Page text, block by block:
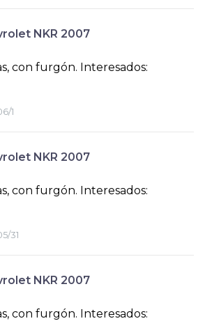
NKR 2007
con furgón. Interesados:
1
NKR 2007
con furgón. Interesados:
31
NKR 2007
con furgón. Interesados: